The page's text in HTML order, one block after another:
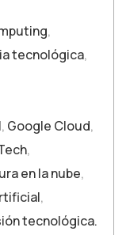
,
tecnológica,
, Google Cloud,
,
en la nube,
,
tecnológica.